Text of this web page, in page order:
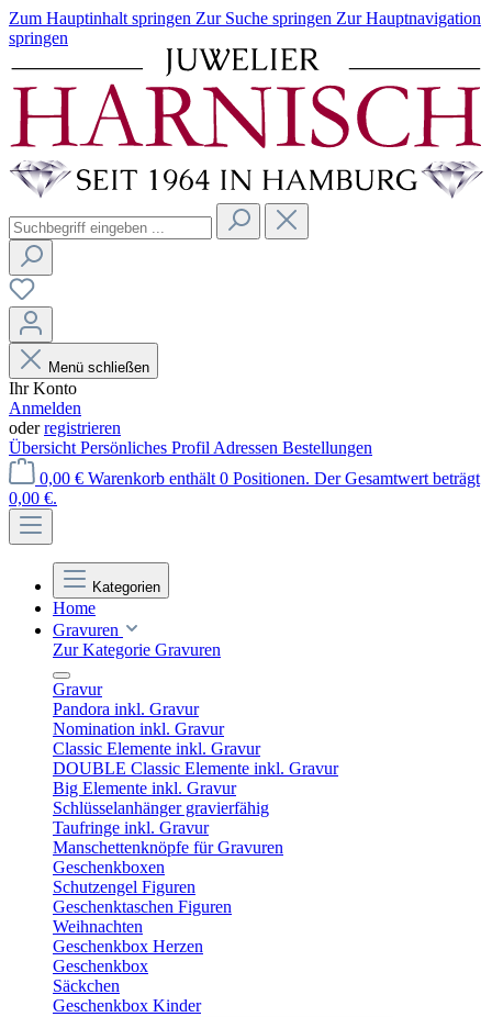
Zum Hauptinhalt springen Zur Suche springen Zur Hauptnavigation
springen
Menü schließen
Ihr Konto
Anmelden
oderregistrieren
Übersicht Persönliches Profil Adressen Bestellungen
0,00 € Warenkorb enthält 0 Positionen. Der Gesamtwert beträgt
0,00 €.
Kategorien
Home
Gravuren
Zur Kategorie Gravuren
Gravur
Pandora inkl. Gravur
Nomination inkl. Gravur
Classic Elemente inkl. Gravur
DOUBLE Classic Elemente inkl. Gravur
Big Elemente inkl. Gravur
Schlüsselanhänger gravierfähig
Taufringe inkl. Gravur
Manschettenknöpfe für Gravuren
Geschenkboxen
Schutzengel Figuren
Geschenktaschen Figuren
Weihnachten
Geschenkbox Herzen
Geschenkbox
Säckchen
Geschenkbox Kinder